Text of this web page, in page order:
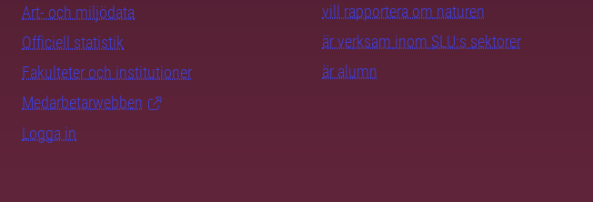
Art- och miljödata
Officiell statistik
Fakulteter och institutioner
Medarbetarwebben
Logga in
vill rapportera om naturen
är verksam inom SLU:s sektorer
är alumn